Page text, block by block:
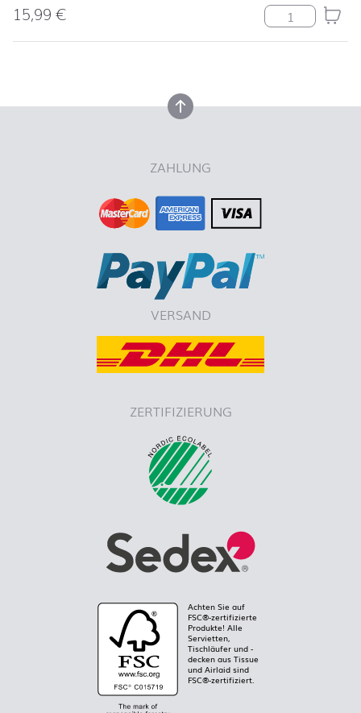
15,99€ Uni weiß
nach oben
ZAHLUNG
VERSAND
ZERTIFIZIERUNG
Achten Sie auf
FSC®-zertifizierte
Produkte! Alle
Servietten,
Tischläufer und -
decken aus Tissue
und Airlaid sind
FSC®-zertifiziert.